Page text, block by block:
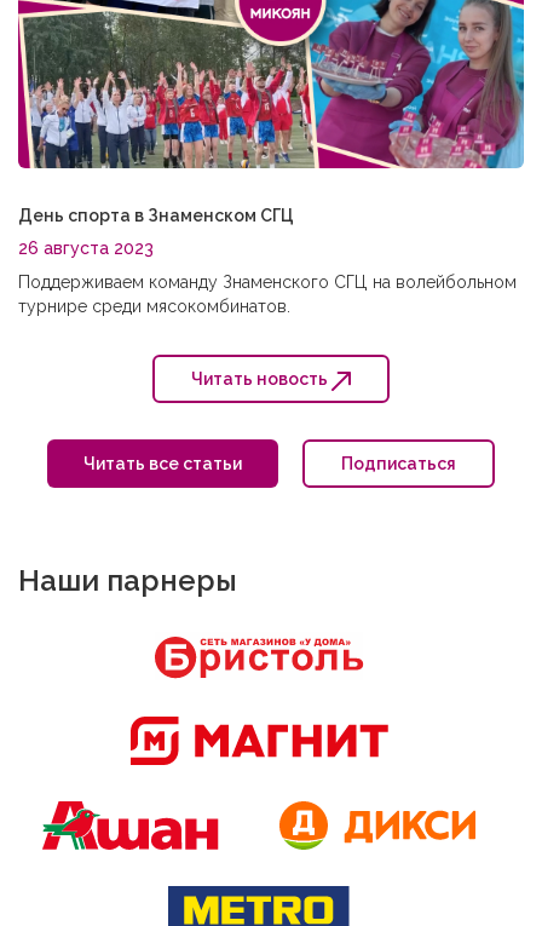
День спорта в Знаменском СГЦ
26 августа 2023
Поддерживаем команду Знаменского СГЦ на волейбольном
турнире среди мясокомбинатов.
Читать новость
Читать все статьи Подписаться
Наши парнеры